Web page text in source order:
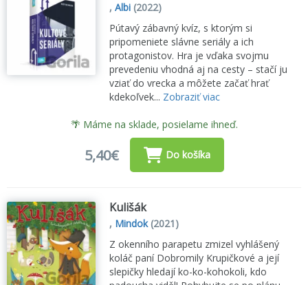
,Albi (2022)
Pútavý zábavný kvíz, s ktorým si
pripomeniete slávne seriály a ich
protagonistov. Hra je vďaka svojmu
prevedeniu vhodná aj na cesty – stačí ju
vziať do vrecka a môžete začať hrať
kdekoľvek... Zobraziť viac
🌴 Máme na sklade, posielame ihneď.
5,40€ Do košíka
Kulišák
, Mindok(2021)
Z okenního parapetu zmizel vyhlášený
koláč paní Dobromily Krupičkové a její
slepičky hledají ko-ko-kohokoli, kdo